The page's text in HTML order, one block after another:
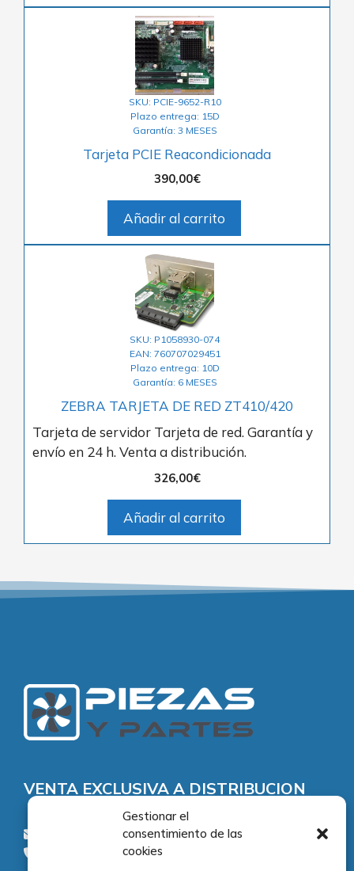
Gestionar el
consentimiento de las
cookies
SKU: PCIE-9652-R10
Plazo entrega: 15D
Garantía: 3 MESES
Tarjeta PCIE Reacondicionada
390,00€
Añadir al carrito
SKU: P1058930-074
EAN: 760707029451
Plazo entrega: 10D
Garantía: 6 MESES
ZEBRA TARJETA DE RED ZT410/420
Tarjeta de servidor Tarjeta de red. Garantía y
envío en 24 h. Venta a distribución.
326,00€
Añadir al carrito
VENTA EXCLUSIVA A DISTRIBUCION
consultas@piezasypartes.es
Tel.: 91 811 73 02